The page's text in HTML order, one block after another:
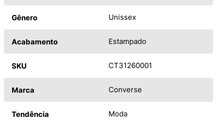
Gênero Unissex
Acabamento Estampado
SKU CT31260001
Marca Converse
Tendência Moda